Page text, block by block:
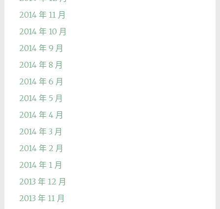
2014 年 11 月
2014 年 10 月
2014 年 9 月
2014 年 8 月
2014 年 6 月
2014 年 5 月
2014 年 4 月
2014 年 3 月
2014 年 2 月
2014 年 1 月
2013 年 12 月
2013 年 11 月